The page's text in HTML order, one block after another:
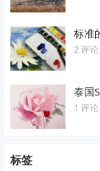
标准
2 评论
泰国
1 评论
标签